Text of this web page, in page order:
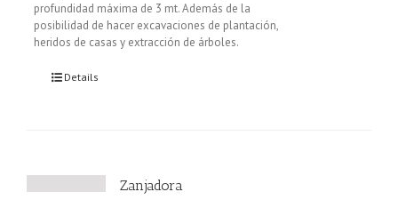
profundidad máxima de 3 mt. Además de la
posibilidad de hacer excavaciones de plantación,
heridos de casas y extracción de árboles.
Details
Zanjadora